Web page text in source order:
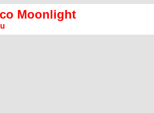
Moonlight